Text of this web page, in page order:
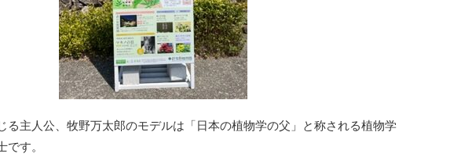
る主人公、牧野万太郎のモデルは「日本の植物学の父」と称される植物学
す。